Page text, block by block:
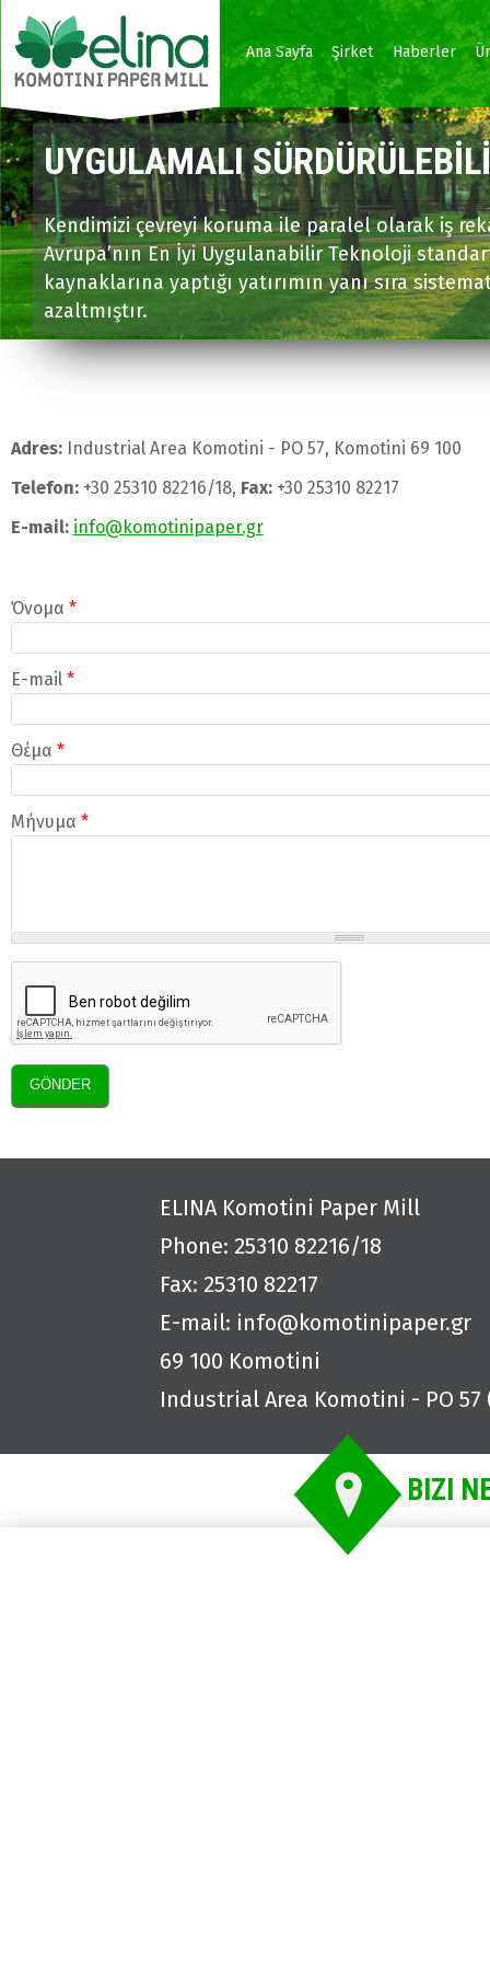
Ana Sayfa Şirket Haberler
UYGULAMALI
Kendimizi çevreyi koruma ile paralel olarak iş
Avrupa’nın En İyi Uygulanabilir Teknoloji
kaynaklarına yaptığı yatırımın yanı sıra
azaltmıştır.
SÜREKLİ İŞ GELİŞİMİ
Komotini Kağıt İmalat, kağıt yapımına
gelişim ve ilerleme için sıçrama tahtaları
ticareti alanlarında çalışmaktadır.
İHRACAT ODAKLI
Güney Doğu Avrupa'daki stratejik konumu
kendi personeli ve işletmeleri ile faaliyet
bu da şirketin nakit akışına ve ticari esnekliğine
Adres:Industrial Area Komotini - PO 57, Komotini 69 100
Telefon:+30 25310 82216/18, Fax:+30 25310 82217
E-mail: info@komotinipaper.gr
Όνομα *
E-mail *
Θέμα *
Μήνυμα *
ELINA Komotini Paper Mill
Phone: 25310 82216/18
Fax: 25310 82217
E-mail: info@komotinipaper.gr
69 100 Komotini
Industrial Area Komotini - PO 57
BIZI